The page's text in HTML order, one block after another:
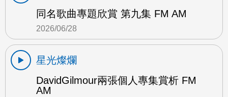
同名歌曲專題欣賞 第九集 FM AM
2026/06/28
星光燦爛
DavidGilmour兩張個人專集賞析 FM
AM